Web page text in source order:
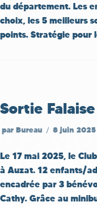
du département. Les
choix, les 5 meilleurs
points. Stratégie pour
Sortie
par Bureau 8 juin 2025
Le 17 mai 2025, le
à Auzat. 12 enfants/
encadrée par 3
Cathy. Grâce au